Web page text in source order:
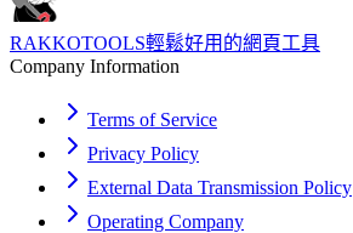
RAKKOTOOLS輕鬆好用的網頁工具
Company Information
Terms of Service
Privacy Policy
External Data Transmission Policy
Operating Company